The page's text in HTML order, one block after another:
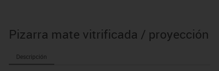
Pizarra mate vitrificada / proyección
Descripción